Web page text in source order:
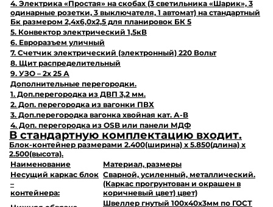
4. Электрика «Простая» на скобах (3 светильника «Шарик», 3
одинарные розетки, 3 выключателя, 1 автомат) на стандартный
Бк размером 2,4х6,0х2,5 для планировок БК 5
5. Конвектор электрический 1,5кВ
6. Евроразъем уличный
7. Счетчик электрический (электронный) 220 Вольт
8. Щит распределительный
9. УЗО – 2х 25 А
Дополнительные перегородки.
1. Доп.перегородка из ДВП 3,2 мм.
2. Доп. перегородка из вагонки ПВХ
3. Доп.перегородка вагонка хвойная кат. А-В
4. Доп. перегородка из OSB или панели МДФ
В стандартную комплектацию входит.
Блок-контейнер размерами 2.400(ширина) х 5.850(длина) х
2.500(высота).
Наименование
Материал, размеры
Несущий каркас блок
–
контейнера:
Сварной, усиленный, металлический.
(Каркас прогрунтован и окрашен в
коричневый цвет) цвет)
Швеллер гнутый 100х40х3мм по ГОСТ